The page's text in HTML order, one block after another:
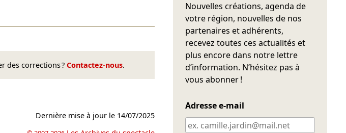
des corrections ? Contactez-nous.
Dernière mise à jour le 14/07/2025
Nouvelles créations, agenda de
votre région, nouvelles de nos
partenaires et adhérents,
recevez toutes ces actualités et
plus encore dans notre lettre
d’information. N’hésitez pas à
vous abonner !
Adresse e-mail